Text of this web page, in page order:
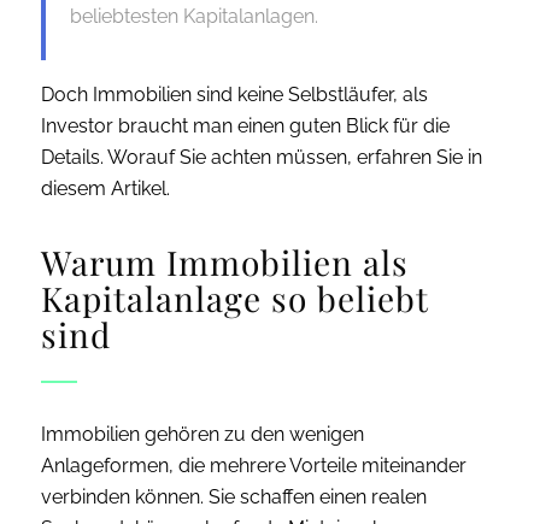
beliebtesten Kapitalanlagen.
Doch Immobilien sind keine Selbstläufer, als
Investor braucht man einen guten Blick für die
Details. Worauf Sie achten müssen, erfahren Sie in
diesem Artikel.
Warum Immobilien als
Kapitalanlage so beliebt
sind
Immobilien gehören zu den wenigen
Anlageformen, die mehrere Vorteile miteinander
verbinden können. Sie schaffen einen realen